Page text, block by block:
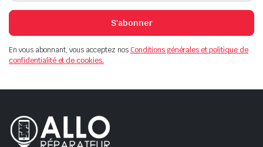
S'abonner
En vous abonnant, vous acceptez nosConditions générales et politique de
confidentialité et de cookies.